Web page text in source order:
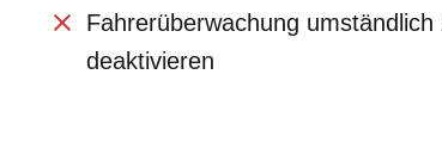
Fahrerüberwachung umständlich
deaktivieren